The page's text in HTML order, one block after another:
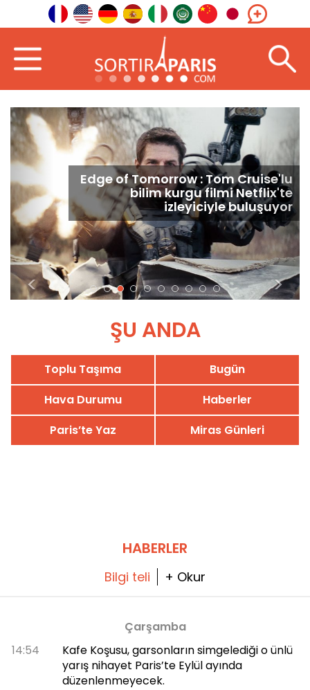
of Tomorrow : Tom Cruise'lu
bilim kurgu filmi Netflix'te
izleyiciyle buluşuyor
<
>
ŞU ANDA
Toplu Taşıma
Bugün
Hava Durumu
Haberler
Paris’te Yaz
Miras Günleri
HABERLER
Bilgi teli + Okur
Çarşamba
14:54
Kafe Koşusu, garsonların simgelediği o ünlü
yarış nihayet Paris’te Eylül ayında
düzenlenmeyecek.